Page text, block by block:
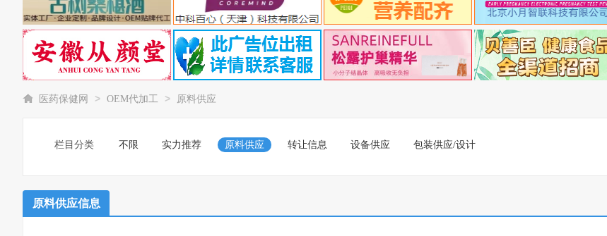
医药保健网 > OEM代加工 > 原料供应
栏目分类 不限 实力推荐 原料供应 转让信息 设备供应 包装供应/设计
原料供应信息